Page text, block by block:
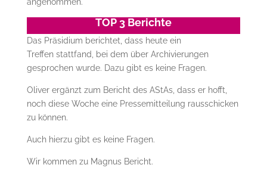
angenommen.
TOP 3 Berichte
Das Präsidium berichtet, dass heute ein
Treffen stattfand, bei dem über Archivierungen
gesprochen wurde. Dazu gibt es keine Fragen.
Oliver ergänzt zum Bericht des AStAs, dass er hofft,
noch diese Woche eine Pressemitteilung rausschicken
zu können.
Auch hierzu gibt es keine Fragen.
Wir kommen zu Magnus Bericht.